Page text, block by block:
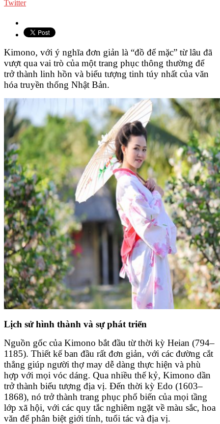
Twitter
Kimono, với ý nghĩa đơn giản là “đồ để mặc” từ lâu đã
vượt qua vai trò của một trang phục thông thường để
trở thành linh hồn và biểu tượng tinh túy nhất của văn
hóa truyền thống Nhật Bản.
Lịch sử hình thành và sự phát triển
Nguồn gốc của Kimono bắt đầu từ thời kỳ Heian (794–
1185). Thiết kế ban đầu rất đơn giản, với các đường cắt
thẳng giúp người thợ may dễ dàng thực hiện và phù
hợp với mọi vóc dáng. Qua nhiều thế kỷ, Kimono dần
trở thành biểu tượng địa vị. Đến thời kỳ Edo (1603–
1868), nó trở thành trang phục phổ biến của mọi tầng
lớp xã hội, với các quy tắc nghiêm ngặt về màu sắc, hoa
văn để phân biệt giới tính, tuổi tác và địa vị.